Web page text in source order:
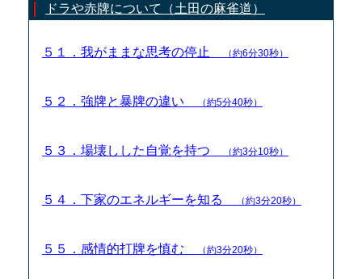
ドラや赤牌について（土田の麻雀道）
５１．我がままな思考の停止 （約6分30秒）
５２．強牌と暴牌の違い （約5分40秒）
５３．場壊しした自覚を持つ （約3分10秒）
５４．下家のエネルギーを知る （約3分20秒）
５５．感情的打牌を慎む （約3分20秒）